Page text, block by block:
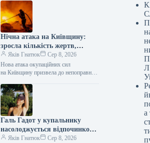
Нічна атака на Київщину:
зросла кількість жертв,
найсвіжіша інформація
Яків Гнатюк
Сер 8, 2026
Нова атака окупаційних сил
на Київщину призвела до непоправних
Броварський район. На місцях
працювали рятувальники / ©
Associated Press…
Галь Гадот у купальнику
насолоджується відпочинком
з подругами на яхті
Яків Гнатюк
Сер 8, 2026
Л
а